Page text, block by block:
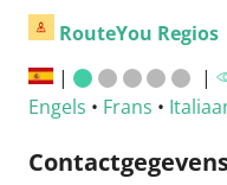
RouteYou Regios
|
|
Engels • Frans •